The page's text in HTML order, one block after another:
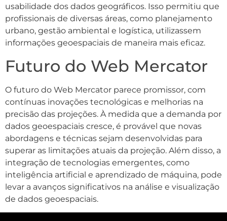
usabilidade dos dados geográficos. Isso permitiu que
profissionais de diversas áreas, como planejamento
urbano, gestão ambiental e logística, utilizassem
informações geoespaciais de maneira mais eficaz.
Futuro do Web Mercator
O futuro do Web Mercator parece promissor, com
contínuas inovações tecnológicas e melhorias na
precisão das projeções. À medida que a demanda por
dados geoespaciais cresce, é provável que novas
abordagens e técnicas sejam desenvolvidas para
superar as limitações atuais da projeção. Além disso, a
integração de tecnologias emergentes, como
inteligência artificial e aprendizado de máquina, pode
levar a avanços significativos na análise e visualização
de dados geoespaciais.